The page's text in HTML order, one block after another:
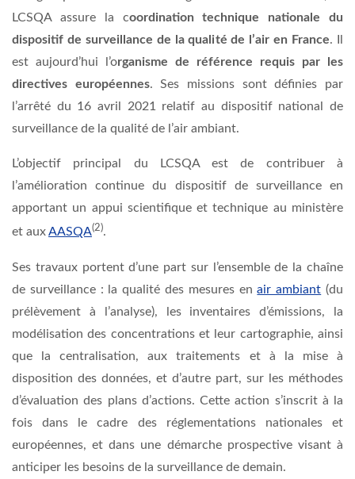
LCSQA assure la coordination technique nationale du
dispositif de surveillance de la qualité de l’air en France. Il
est aujourd’hui l’organisme de référence requis par les
directives européennes. Ses missions sont définies par
l’arrêté du 16 avril 2021 relatif au dispositif national de
surveillance de la qualité de l’air ambiant.
L’objectif principal du LCSQA est de contribuer à
l’amélioration continue du dispositif de surveillance en
apportant un appui scientifique et technique au ministère
et auxAASQA(2).
Ses travaux portent d’une part sur l’ensemble de la chaîne
de surveillance : la qualité des mesures enair ambiant (du
prélèvement à l’analyse), les inventaires d’émissions, la
modélisation des concentrations et leur cartographie, ainsi
que la centralisation, aux traitements et à la mise à
disposition des données, et d’autre part, sur les méthodes
d’évaluation des plans d’actions. Cette action s’inscrit à la
fois dans le cadre des réglementations nationales et
européennes, et dans une démarche prospective visant à
anticiper les besoins de la surveillance de demain.